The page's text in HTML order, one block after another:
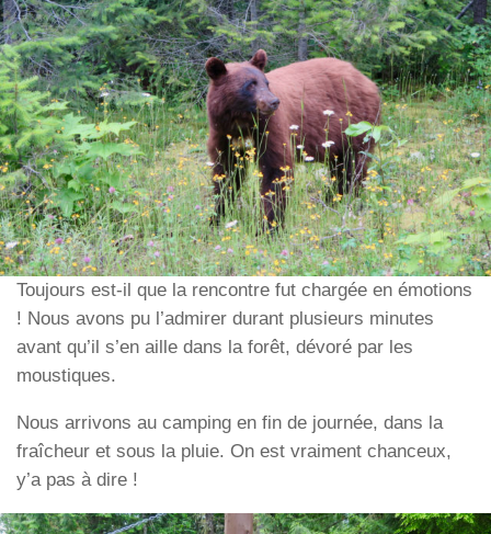
Toujours est-il que la rencontre fut chargée en émotions
! Nous avons pu l’admirer durant plusieurs minutes
avant qu’il s’en aille dans la forêt, dévoré par les
moustiques.
Nous arrivons au camping en fin de journée, dans la
fraîcheur et sous la pluie. On est vraiment chanceux,
y’a pas à dire !